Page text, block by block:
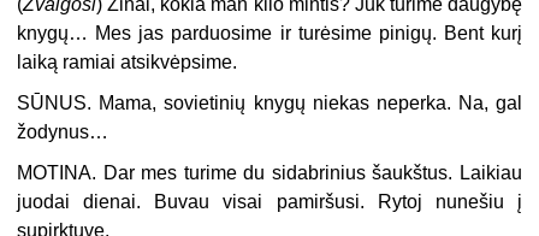
knygų… Mes jas parduosime ir turėsime pinigų. Bent kurį
laiką ramiai atsikvėpsime.
SŪNUS. Mama, sovietinių knygų niekas neperka. Na, gal
žodynus…
MOTINA. Dar mes turime du sidabrinius šaukštus. Laikiau
juodai dienai. Buvau visai pamiršusi. Rytoj nunešiu į
supirktuvę.